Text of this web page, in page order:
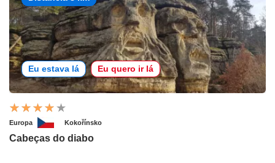
Eu estava lá Eu quero ir lá
Europa Kokořínsko
Cabeças do diabo